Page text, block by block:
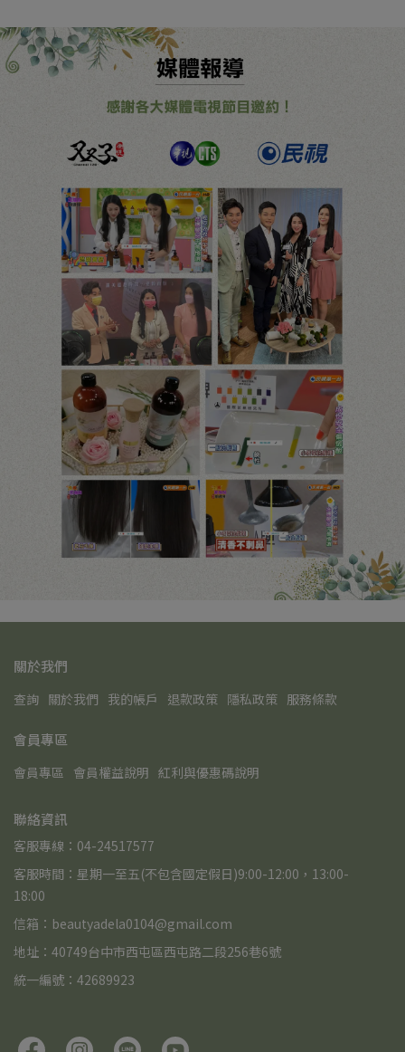
關於我們
查詢 關於我們 我的帳戶 退款政策 隱私政策 服務條款
會員專區
會員專區 會員權益說明 紅利與優惠碼說明
聯絡資訊
客服專線：04-24517577
客服時間：星期一至五(不包含國定假日)9:00-12:00，13:00-
18:00
信箱：beautyadela0104@gmail.com
地址：40749台中市西屯區西屯路二段256巷6號
統一編號：42689923